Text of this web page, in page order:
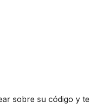
sobre su código y te